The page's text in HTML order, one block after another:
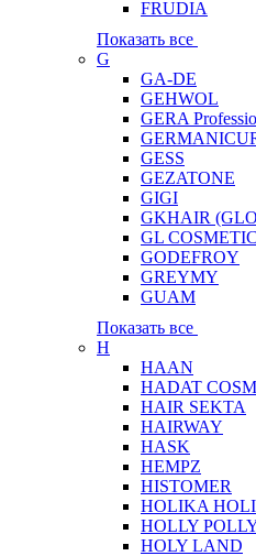
FRUDIA
Показать все
G
GA-DE
GEHWOL
GERA
GESS
GEZATONE
GIGI
GKHAIR
GL
GODEFROY
GREYMY
GUAM
Показать все
H
HAAN
HADAT
HAIR SEKTA
HAIRWAY
HASK
HEMPZ
HISTOMER
HOLIKA
HOLLY
HOLY LAND